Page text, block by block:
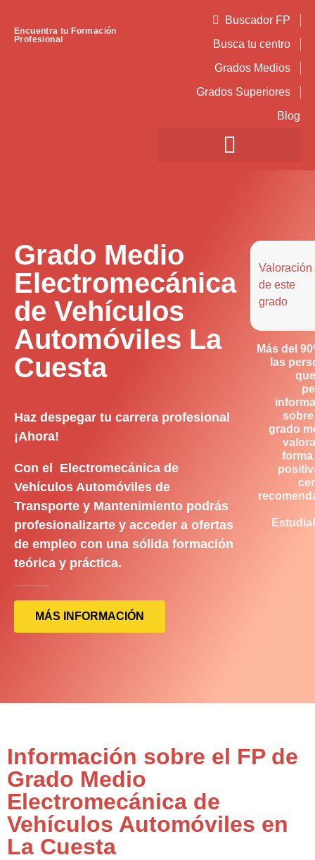
Encuentra tu Formación
Profesional
Buscador FP
Busca tu centro
Grados Medios
Grados Superiores
Blog
Grado Medio
Electromecánica
de Vehículos
Automóviles La
Cuesta
Haz despegar tu carrera profesional
¡Ahora!
Con el Electromecánica de
Vehículos Automóviles de
Transporte y Mantenimiento podrás
profesionalizarte y acceder a ofertas
de empleo con una sólida formación
teórica y práctica.
MÁS INFORMACIÓN
Valoración
de este
grado
Más del
las
grado
Información sobre el FP de
Grado Medio
Electromecánica de
Vehículos Automóviles en
La Cuesta